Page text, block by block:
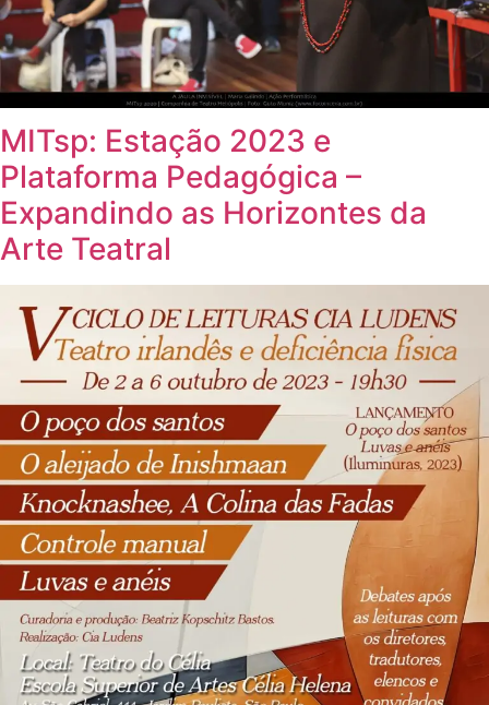
MITsp: Estação 2023 e
Plataforma Pedagógica –
Expandindo as Horizontes da
Arte Teatral